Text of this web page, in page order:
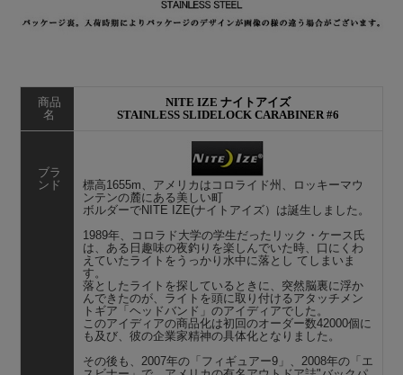
商品
名
NITE IZE ナイトアイズ
STAINLESS SLIDELOCK CARABINER #6
ブラ
ンド
標高1655m、アメリカはコロライド州、ロッキーマウ
ンテンの麓にある美しい町
ボルダーでNITE IZE(ナイトアイズ）は誕生しました。
1989年、コロラド大学の学生だったリック・ケース氏
は、ある日趣味の夜釣りを楽しんでいた時、口にくわ
えていたライトをうっかり水中に落とし てしまいま
す。
落としたライトを探しているときに、突然脳裏に浮か
んできたのが、ライトを頭に取り付けるアタッチメン
トギア「ヘッドバンド」のアイディアでした。
このアイディアの商品化は初回のオーダー数42000個に
も及び、彼の企業家精神の具体化となりました。
その後も、2007年の「フィギュアー9」、2008年の「エ